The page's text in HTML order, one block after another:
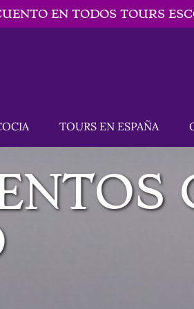
EN TODOS TOURS
TOURS EN ESPAÑA
Open TOURS EN ESPAÑA
Menu